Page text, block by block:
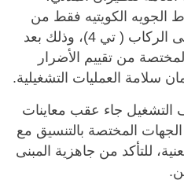
الجويه الكويتيه فقط من
مطار الكويت الدولي عبر مبنى الركاب ( تي 4)، وذلك بعد
من تقييم الأضرار
سلامة العمليات التشغيلية.
التشغيل جاء عقب معاينات
الجهات المختصة بالتنسيق مع
للتأكد من جاهزية المبنى